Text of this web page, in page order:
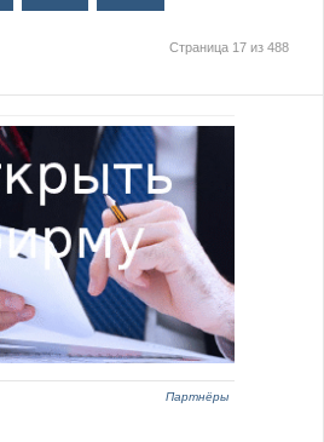
Страница 17 из 488
Партнёры